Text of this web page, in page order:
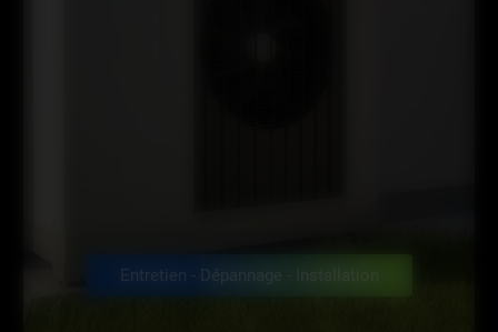
Entretien - Dépannage - Installation